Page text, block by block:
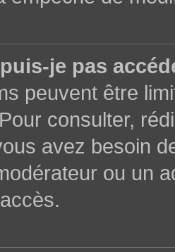
je pas
peuvent être
consulter,
avez besoin
ou un